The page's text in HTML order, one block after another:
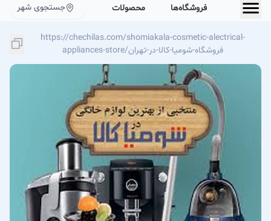
فروشگاه‌ها محصولات جستجوی شهر
https://chechilas.com/shomiakala-cosmetic-alectrical-
appliances-store/فروشگاه-شومیا-کالا-در-تهران